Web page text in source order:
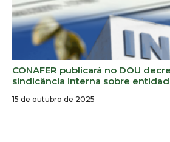
CONAFER publicará no DOU
sindicância interna sobre
15 de outubro de 2025